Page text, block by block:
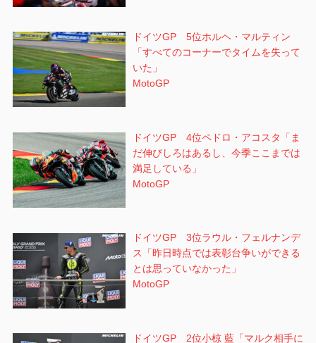
ドイツGP 5位ホルヘ・マルティン
「すべてのコーナーでタイムを失って
いた」
MotoGP
ドイツGP 4位ペドロ・アコスタ「ま
だ伸びしろはあるし、今季ここまでは
満足している」
MotoGP
ドイツGP 3位ラウル・フェルナンデ
ス「昨日時点では表彰台争いができる
とは思っていなかった」
MotoGP
ドイツGP 2位小椋 藍「マルク相手に